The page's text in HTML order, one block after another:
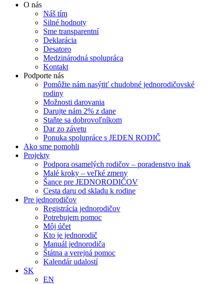
O nás
Náš tím
Silné hodnoty
Sme transparentní
Deklarácia
Desatoro
Medzinárodná spolupráca
Kontakt
Podporte nás
Pomôžte nám nasýtiť chudobné jednorodičovské
rodiny
Možnosti darovania
Darujte nám 2% z dane
Staňte sa dobrovoľníkom
Dar zo závetu
Ponuka spolupráce s JEDEN RODIČ
Ako sme pomohli
Projekty
Podpora osamelých rodičov – poradenstvo inak
Malé kroky – veľké zmeny
Šance pre JEDNORODIČOV
Cesta daru od skladu k rodine
Pre jednorodičov
Registrácia jednorodičov
Potrebujem pomoc
Môj účet
Kto je jednorodič
Manuál jednorodiča
Štátna a verejná pomoc
Kalendár udalostí
SK
EN